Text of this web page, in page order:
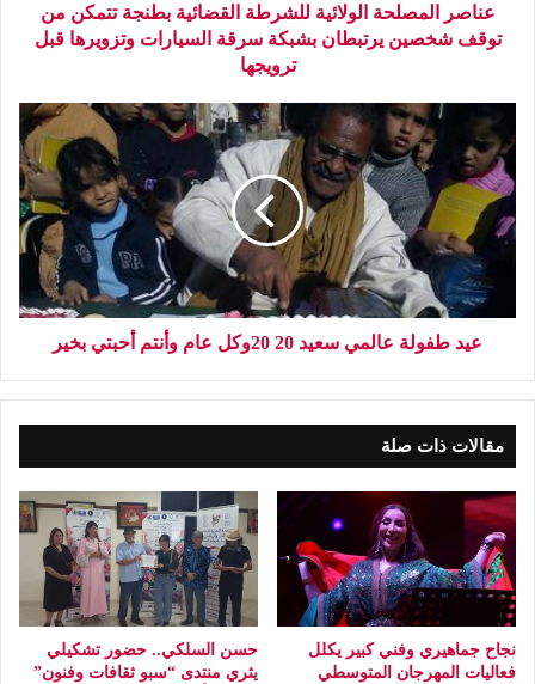
عناصر المصلحة الولائية للشرطة القضائية بطنجة تتمكن من
توقف شخصين يرتبطان بشبكة سرقة السيارات وتزويرها قبل
ترويجها
عيد طفولة عالمي سعيد 20 20وكل عام وأنتم أحبتي بخير
مقالات ذات صلة
نجاح جماهيري وفني كبير يكلل
فعاليات المهرجان المتوسطي
حسن السلكي.. حضور تشكيلي
يثري منتدى “سبو ثقافات وفنون”